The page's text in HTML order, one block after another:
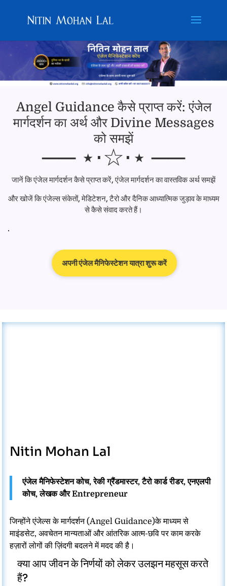
Angel Guidance कैसे प्राप्त करें: एंजेल
मार्गदर्शन का अर्थ और Divine Messages
को समझें
── ⋆⋅☆⋅⋆ ──
जानें कि एंजेल मार्गदर्शन कैसे प्राप्त करें, एंजेल मार्गदर्शन का वास्तविक अर्थ समझें
और खोजें कि एंजेल्स संकेतों, मेडिटेशन, टैरो और दैनिक आध्यात्मिक जुड़ाव के माध्यम
से कैसे संवाद करते हैं।
.
अपनी एंजेल मैनिफेस्टेशन यात्रा शुरू करें
Nitin Mohan Lal
एंजेल मैनिफेस्टेशन कोच, रेकी ग्रैंडमास्टर, टैरो कार्ड रीडर, एनएलपी
कोच, लेखक और Entrepreneur
जिन्होंने एंजेल्स के मार्गदर्शन (Angel Guidance)के माध्यम से
माइंडसेट, अवचेतन मान्यताओं और आंतरिक आत्म-छवि पर काम करके
हज़ारों लोगों की ज़िंदगी बदलने में मदद की है।
क्या आप जीवन के निर्णयों को लेकर उलझन महसूस करते
हैं?